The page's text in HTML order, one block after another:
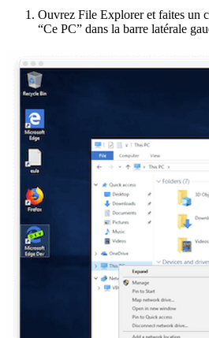
Ouvrez File Explorer et faites un
“Ce PC” dans la barre latérale